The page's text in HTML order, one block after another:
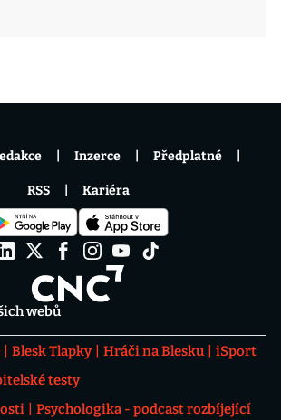
webů
Blesk Tlapky Hráči na Blesku
iSport
testy
Psychologika - podcast rozbíjející
Inzerce Předplatné
RSS Kariéra